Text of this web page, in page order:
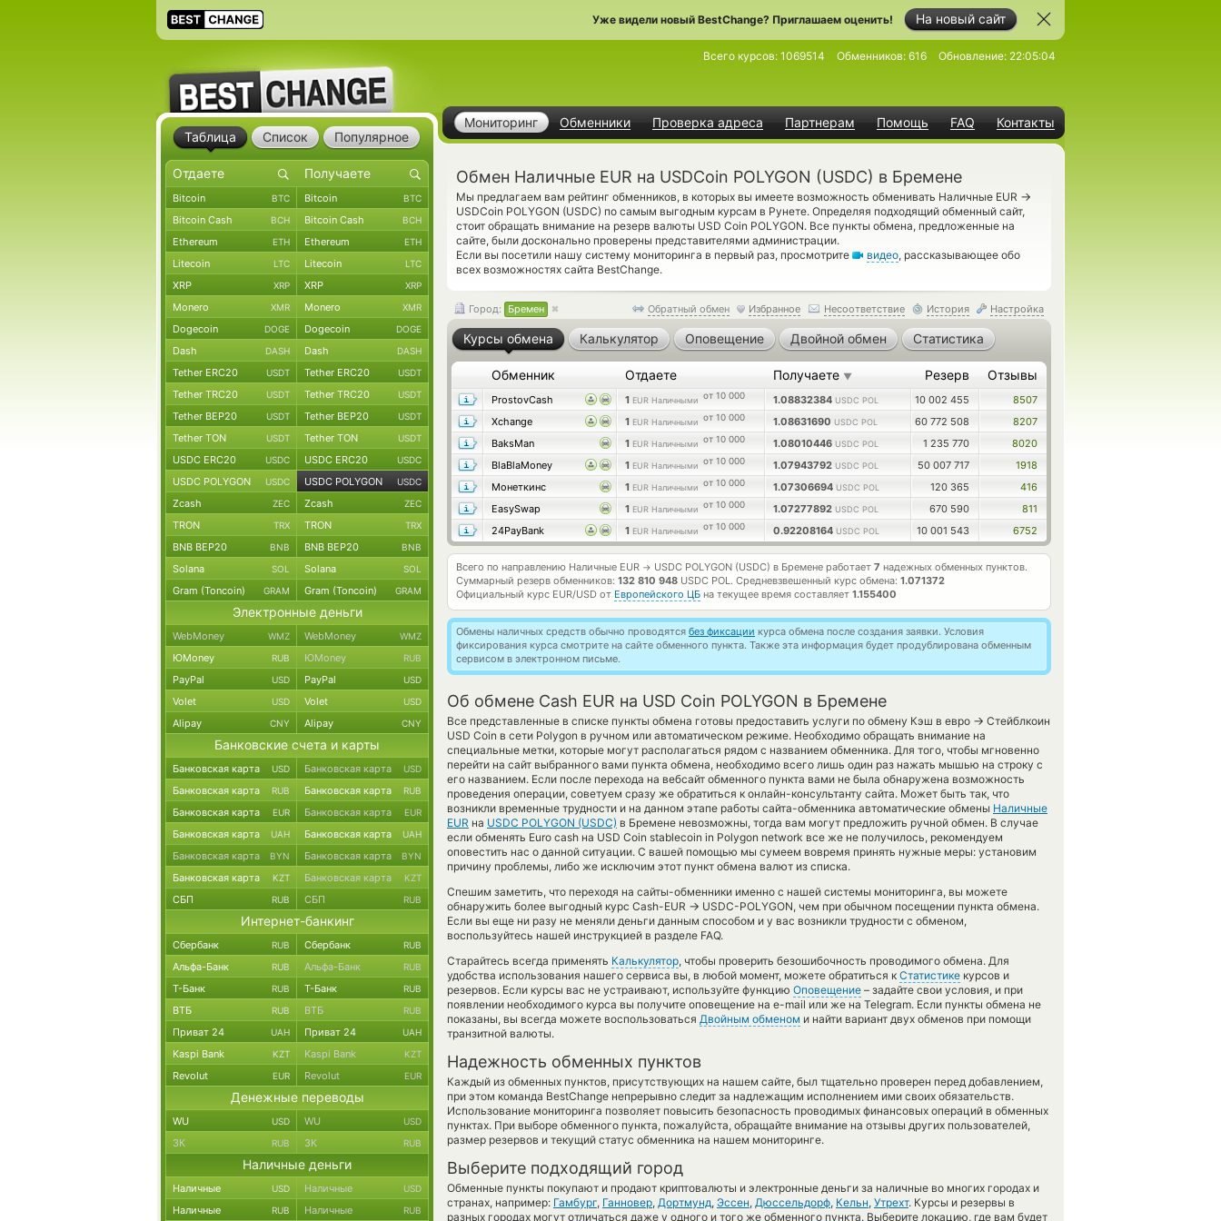
На новый сайт
Уже видели новый BestChange? Приглашаем оценить!
Мониторинг Обменники Проверка адреса Партнерам Помощь FAQ Контакты
Всего курсов: 1069514 Обменников: 616 Обновление: 22:05:04
Обмен Наличные EUR на USDCoin POLYGON (USDC) в Бремене
Мы предлагаем вам рейтинг обменников, в которых вы имеете возможность обменивать Наличные EUR →
USDCoin POLYGON (USDC) по самым выгодным курсам в Рунете. Определяя подходящий обменный сайт,
стоит обращать внимание на резерв валюты USD Coin POLYGON. Все пункты обмена, предложенные на
сайте, были досконально проверены представителями администрации.
Если вы посетили нашу систему мониторинга в первый раз, просмотрите
видео, рассказывающее обо
всех возможностях сайта BestChange.
Обратный обмен Избранное Несоответствие История Настройка
Город: Бремен
Курсы обмена Калькулятор Оповещение Двойной обмен Статистика
Обменник Отдаете Получаете ▼ Резерв Отзывы
ProstovCash 1 EUR Наличными от 10 000 1.08832384 USDC POL 10 002 455
8507
Xchange
1 EUR Наличными от 10 000 1.08631690 USDC POL 60 772 508
8207
BaksMan
1 EUR Наличными от 10 000 1.08010446 USDC POL 1 235 770
8020
BlaBlaMoney
1 EUR Наличными от 10 000 1.07943792 USDC POL 50 007 717
1918
Монеткинс
1 EUR Наличными от 10 000 1.07306694 USDC POL 120 365
416
EasySwap
1 EUR Наличными от 10 000 1.07277892 USDC POL 670 590
811
24PayBank
1 EUR Наличными от 10 000 0.92208164 USDC POL 10 001 543 6752
Всего по направлению Наличные EUR → USDC POLYGON (USDC) в Бремене работает 7 надежных обменных пунктов.
Суммарный резерв обменников: 132 810 948 USDC POL. Средневзвешенный курс обмена: 1.071372
Официальный курс EUR/USD от Европейского ЦБ на текущее время составляет 1.155400
Обмены наличных средств обычно проводятся без фиксации курса обмена после создания заявки. Условия
фиксирования курса смотрите на сайте обменного пункта. Также эта информация будет продублирована обменным
сервисом в электронном письме.
Об обмене Cash EUR на USD Coin POLYGON в Бремене
Все представленные в списке пункты обмена готовы предоставить услуги по обмену Кэш в евро → Стейблкоин
USD Coin в сети Polygon в ручном или автоматическом режиме. Необходимо обращать внимание на
специальные метки, которые могут располагаться рядом с названием обменника. Для того, чтобы мгновенно
перейти на сайт выбранного вами пункта обмена, необходимо всего лишь один раз нажать мышью на строку с
его названием. Если после перехода на вебсайт обменного пункта вами не была обнаружена возможность
проведения операции, советуем сразу же обратиться к онлайн-консультанту сайта. Может быть так, что
возникли временные трудности и на данном этапе работы сайта-обменника автоматические обмены Наличные
EUR на USDC POLYGON (USDC) в Бремене невозможны, тогда вам могут предложить ручной обмен. В случае
если обменять Euro cash на USD Coin stablecoin in Polygon network все же не получилось, рекомендуем
оповестить нас о данной ситуации. С вашей помощью мы сумеем вовремя принять нужные меры: установим
причину проблемы, либо же исключим этот пункт обмена валют из списка.
Спешим заметить, что переходя на сайты-обменники именно с нашей системы мониторинга, вы можете
обнаружить более выгодный курс Cash-EUR → USDC-POLYGON, чем при обычном посещении пункта обмена.
Если вы еще ни разу не меняли деньги данным способом и у вас возникли трудности с обменом,
воспользуйтесь нашей инструкцией в разделе FAQ.
Старайтесь всегда применять Калькулятор, чтобы проверить безошибочность проводимого обмена. Для
удобства использования нашего сервиса вы, в любой момент, можете обратиться к Статистике курсов и
резервов. Если курсы вас не устраивают, используйте функцию Оповещение – задайте свои условия, и при
появлении необходимого курса вы получите оповещение на e-mail или же на Telegram. Если пункты обмена не
показаны, вы всегда можете воспользоваться Двойным обменом и найти вариант двух обменов при помощи
транзитной валюты.
Надежность обменных пунктов
Каждый из обменных пунктов, присутствующих на нашем сайте, был тщательно проверен перед добавлением,
при этом команда BestChange непрерывно следит за надлежащим исполнением ими своих обязательств.
Использование мониторинга позволяет повысить безопасность проводимых финансовых операций в обменных
пунктах. При выборе обменного пункта, пожалуйста, обращайте внимание на отзывы других пользователей,
размер резервов и текущий статус обменника на нашем мониторинге.
Выберите подходящий город
Обменные пункты покупают и продают криптовалюты и электронные деньги за наличные во многих городах и
странах, например: Гамбург, Ганновер, Дортмунд, Эссен, Дюссельдорф, Кельн, Утрехт. Курсы и резервы в
разных городах могут отличаться даже у одного и того же обменного пункта. Выберите локацию, где вам будет
Таблица Список Популярное
Bitcoin BTC Bitcoin BTC
Bitcoin Cash BCH Bitcoin Cash BCH
Ethereum ETH Ethereum ETH
Litecoin LTC Litecoin LTC
XRP XRP XRP XRP
Monero XMR Monero XMR
Dogecoin DOGE Dogecoin DOGE
Dash DASH Dash DASH
Tether ERC20 USDT Tether ERC20 USDT
Tether TRC20 USDT Tether TRC20 USDT
Tether BEP20 USDT Tether BEP20 USDT
Tether TON USDT Tether TON USDT
USDC ERC20 USDC USDC ERC20 USDC
USDC POLYGON USDC USDC POLYGON USDC
Zcash ZEC Zcash ZEC
TRON TRX TRON TRX
BNB BEP20 BNB BNB BEP20 BNB
Solana SOL Solana SOL
Gram (Toncoin) GRAM Gram (Toncoin) GRAM
Электронные деньги
WebMoney WMZ WebMoney WMZ
ЮMoney RUB ЮMoney RUB
PayPal USD PayPal USD
Volet USD Volet USD
Alipay CNY Alipay CNY
Банковские счета и карты
Банковская карта USD Банковская карта USD
Банковская карта RUB Банковская карта RUB
Банковская карта EUR Банковская карта EUR
Банковская карта UAH Банковская карта UAH
Банковская карта BYN Банковская карта BYN
Банковская карта KZT Банковская карта KZT
СБП RUB СБП RUB
Интернет-банкинг
Сбербанк RUB Сбербанк RUB
Альфа-Банк RUB Альфа-Банк RUB
Т-Банк RUB Т-Банк RUB
ВТБ RUB ВТБ RUB
Приват 24 UAH Приват 24 UAH
Kaspi Bank KZT Kaspi Bank KZT
Revolut EUR Revolut EUR
Денежные переводы
WU USD WU USD
ЗК RUB ЗК RUB
Наличные деньги
Наличные USD Наличные USD
Наличные RUB Наличные RUB